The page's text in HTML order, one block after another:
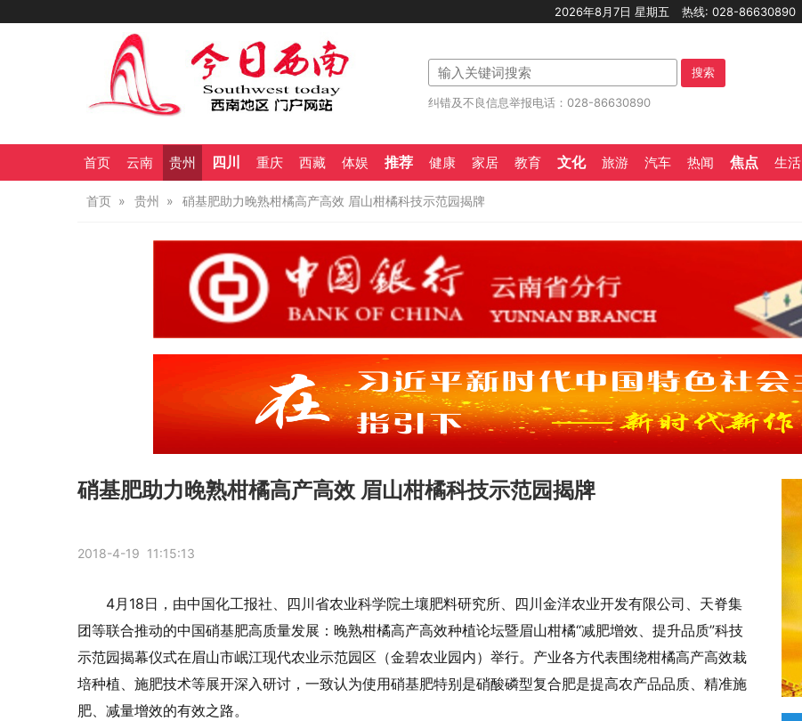
2026年8月7日 星期五 热线: 028-86630890
搜索
纠错及不良信息举报电话：028-86630890
首页 云南 贵州 四川 重庆 西藏 体娱 推荐 健康 家居 教育 文化 旅游 汽车 热闻 焦点 生活
首页 贵州 硝基肥助力晚熟柑橘高产高效 眉山柑橘科技示范园揭牌
硝基肥助力晚熟柑橘高产高效 眉山柑橘科技示范园揭牌
2018-4-19 11:15:13
4月18日，由中国化工报社、四川省农业科学院土壤肥料研究所、四川金洋农业开发有限公司、天脊集
团等联合推动的中国硝基肥高质量发展：晚熟柑橘高产高效种植论坛暨眉山柑橘“减肥增效、提升品质”科技
示范园揭幕仪式在眉山市岷江现代农业示范园区（金碧农业园内）举行。产业各方代表围绕柑橘高产高效栽
培种植、施肥技术等展开深入研讨，一致认为使用硝基肥特别是硝酸磷型复合肥是提高农产品品质、精准施
肥、减量增效的有效之路。